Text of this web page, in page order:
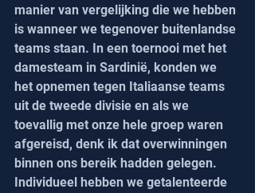
manier van vergelijking die we hebben
is wanneer we tegenover buitenlandse
teams staan. In een toernooi met het
damesteam in Sardinië, konden we
het opnemen tegen Italiaanse teams
uit de tweede divisie en als we
toevallig met onze hele groep waren
afgereisd, denk ik dat overwinningen
binnen ons bereik hadden gelegen.
Individueel hebben we getalenteerde